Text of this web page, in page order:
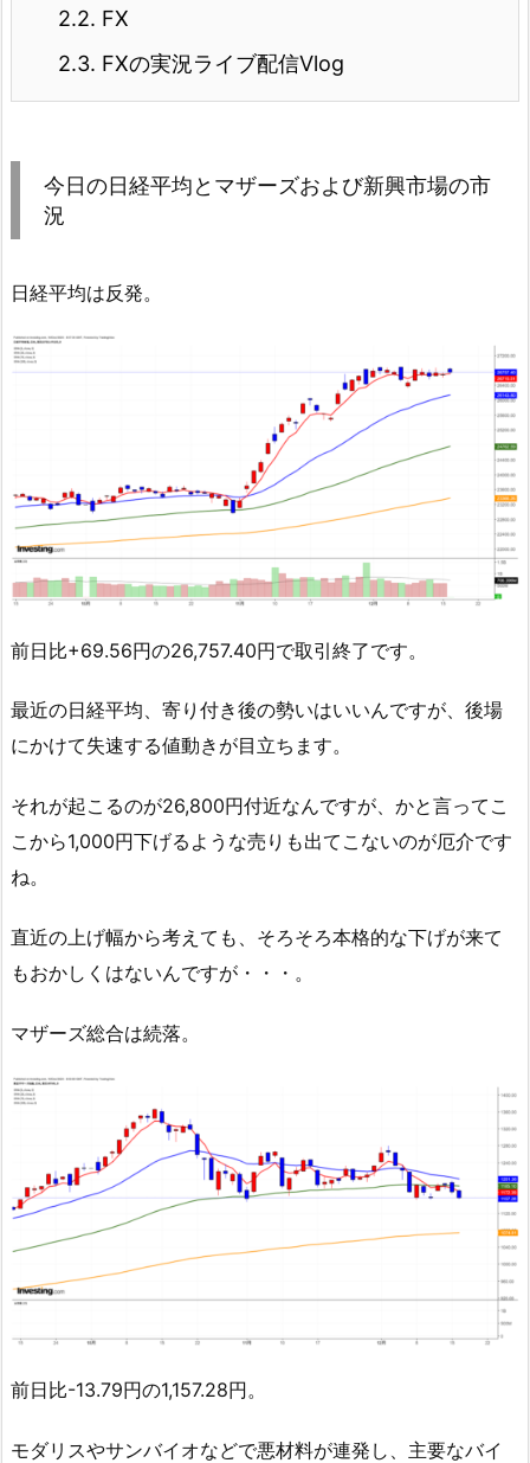
2.2. FX
2.3. FXの実況ライブ配信Vlog
今日の日経平均とマザーズおよび新興市場の市
況
日経平均は反発。
前日比+69.56円の26,757.40円で取引終了です。
最近の日経平均、寄り付き後の勢いはいいんですが、後場
にかけて失速する値動きが目立ちます。
それが起こるのが26,800円付近なんですが、かと言ってこ
こから1,000円下げるような売りも出てこないのが厄介です
ね。
直近の上げ幅から考えても、そろそろ本格的な下げが来て
もおかしくはないんですが・・・。
マザーズ総合は続落。
前日比-13.79円の1,157.28円。
モダリスやサンバイオなどで悪材料が連発し、主要なバイ